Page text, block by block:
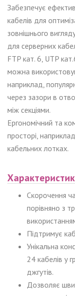
Забезпечує
кабелів для
зовнішнього
для серверних
FTP кат. 6, UTP
можна
наприклад,
через зазори в
між секціями.
Ергономічний та
просторі,
кабельних лотках.
Скорочення
порівняно з
Підтримує
Унікальна
24 кабелів у
джгутів.
Дозволяє